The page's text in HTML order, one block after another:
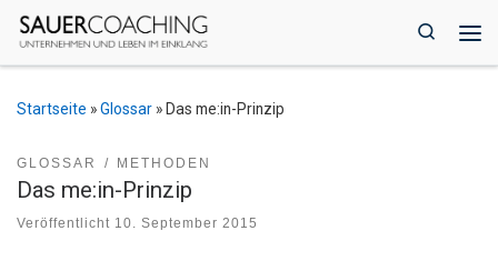
Zum Inhalt springen
Search
Startseite »Glossar » Das me:in-Prinzip
GLOSSAR METHODEN
Das me:in-Prinzip
Veröffentlicht 10. September 2015